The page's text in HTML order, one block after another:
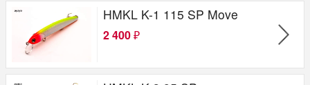
HMKL K-1 115 SP Move
2 400 ₽